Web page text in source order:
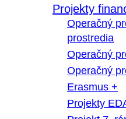
Projekty
Operačný
prostredia
Operačný
Operačný
Erasmus +
Projekty